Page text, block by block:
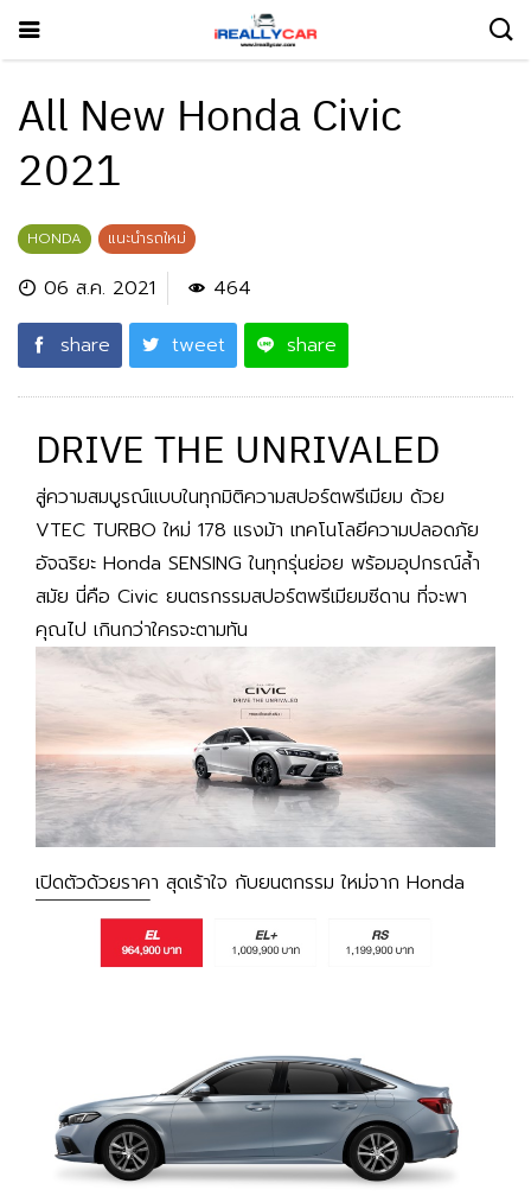
All New Honda Civic
2021
HONDA แนะนำรถใหม่
06 ส.ค. 2021
464
share
tweet share
DRIVE THE UNRIVALED
สู่ความสมบูรณ์แบบในทุกมิติความสปอร์ตพรีเมียม ด้วย
VTEC TURBO ใหม่ 178 แรงม้า เทคโนโลยีความปลอดภัย
อัจฉริยะ Honda SENSING ในทุกรุ่นย่อย พร้อมอุปกรณ์ล้ำ
สมัย นี่คือ Civic ยนตรกรรมสปอร์ตพรีเมียมซีดาน ที่จะพา
คุณไป เกินกว่าใครจะตามทัน
เปิดตัวด้วยราคา สุดเร้าใจ กับยนตกรรม ใหม่จาก Honda